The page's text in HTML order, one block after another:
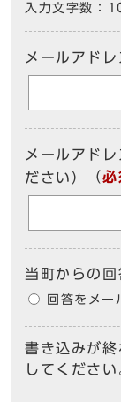
入力文字数：
メールアドレ
メールアド
ださい）
（必
当町からの回
回答をメー
書き込みが
してください